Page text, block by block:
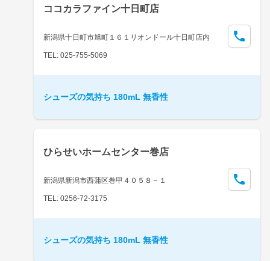
ココカラファイン十日町店
新潟県十日町市旭町１６１リオンドール十日町店内
TEL: 025-755-5069
シューズの気持ち 180mL 無香性
ひらせいホームセンター巻店
新潟県新潟市西蒲区巻甲４０５８－１
TEL: 0256-72-3175
シューズの気持ち 180mL 無香性